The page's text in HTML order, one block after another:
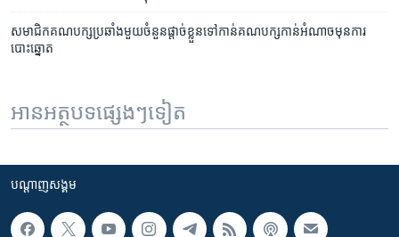
សមាជិក​គណបក្ស​ប្រឆាំង​មួយ​ចំនួន​ផ្តាច់​ខ្លួន​ទៅ​កាន់​គណបក្ស​កាន់​អំណាច​មុន​ការ​
បោះឆ្នោត
អានអត្ថបទផ្សេងៗទៀត
បណ្តាញ​សង្គម